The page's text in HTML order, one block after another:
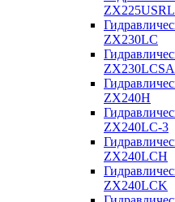
ZX230LC
ZX230LCSA
ZX240H
ZX240LC-3
ZX240LCH
ZX240LCK